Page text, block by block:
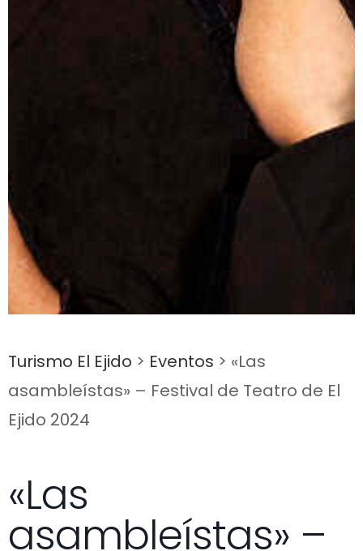
Turismo El Ejido > Eventos > «Las
asambleístas» – Festival de Teatro de El
Ejido 2024
«Las
asambleístas» –